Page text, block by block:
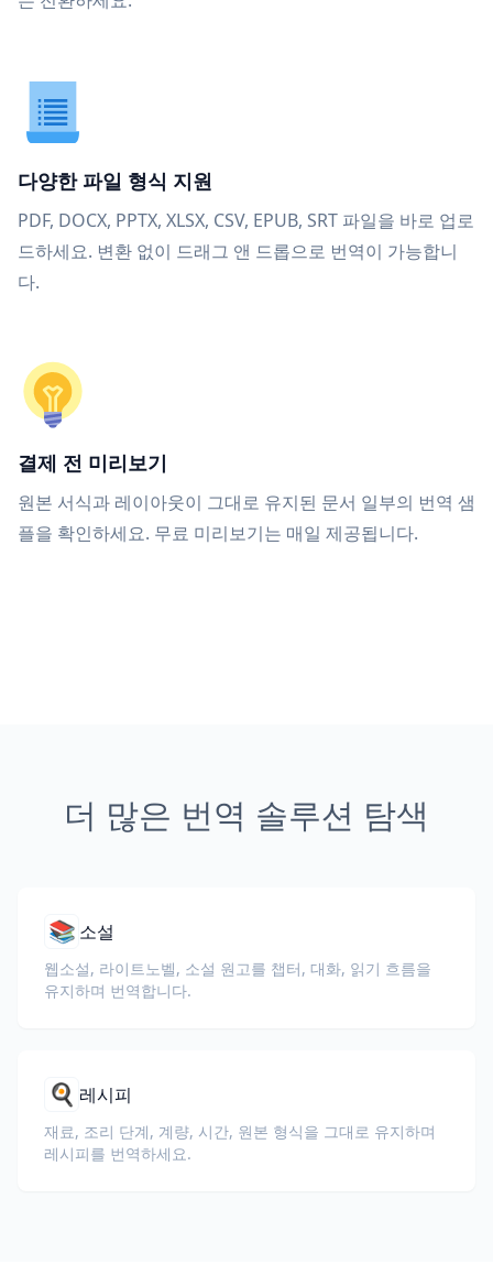
다양한 파일 형식 지원
PDF, DOCX, PPTX, XLSX, CSV, EPUB, SRT 파일을 바로 업로
드하세요. 변환 없이 드래그 앤 드롭으로 번역이 가능합니
다.
결제 전 미리보기
원본 서식과 레이아웃이 그대로 유지된 문서 일부의 번역 샘
플을 확인하세요. 무료 미리보기는 매일 제공됩니다.
더 많은 번역 솔루션 탐색
📚 소설
웹소설, 라이트노벨, 소설 원고를 챕터, 대화, 읽기 흐름을
유지하며 번역합니다.
🍳 레시피
재료, 조리 단계, 계량, 시간, 원본 형식을 그대로 유지하며
레시피를 번역하세요.